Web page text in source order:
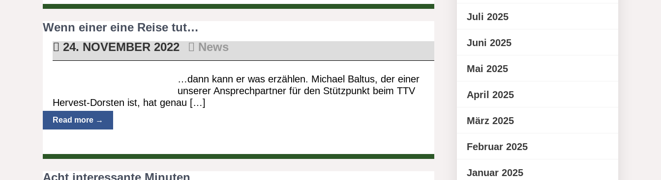
Wenn einer eine Reise tut…
24. NOVEMBER 2022
News
…dann kann er was erzählen. Michael Baltus, der einer
unserer Ansprechpartner für den Stützpunkt beim TTV
Hervest-Dorsten ist, hat genau […]
Read more →
Acht interessante Minuten
Juli 2025
Juni 2025
Mai 2025
April 2025
März 2025
Februar 2025
Januar 2025